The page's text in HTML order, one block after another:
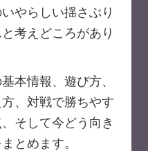
やらしい揺さぶり
考えどころがあり
本情報、遊び方、
、対戦で勝ちやす
そして今どう向き
とめます。